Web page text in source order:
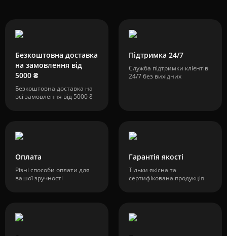
Безкоштовна доставка
на замовлення від
5000 ₴
Безкоштовна доставка на
всі замовлення від 5000 ₴
Підтримка 24/7
Служба підтримки клієнтів
24/7 без вихідних
Оплата
Різні способи оплати для
вашої зручності
Гарантія якості
Тільки якісна та
сертифікована продукція